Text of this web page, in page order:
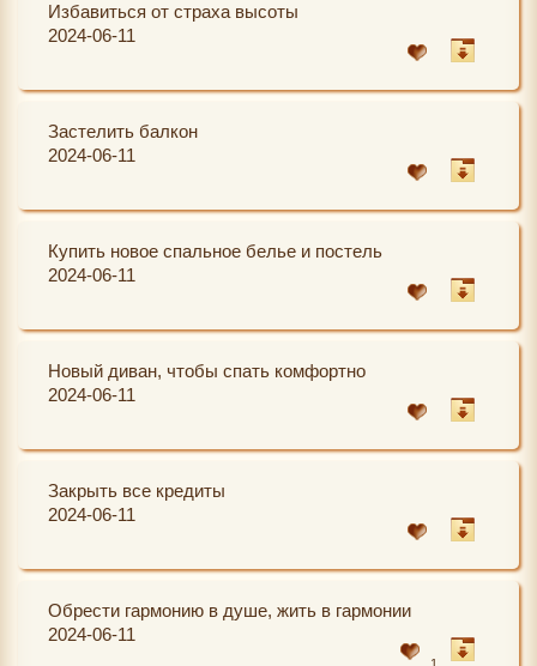
Избавиться от страха высоты
2024-06-11
Застелить балкон
2024-06-11
Купить новое спальное белье и постель
2024-06-11
Новый диван, чтобы спать комфортно
2024-06-11
Закрыть все кредиты
2024-06-11
Обрести гармонию в душе, жить в гармонии
2024-06-11